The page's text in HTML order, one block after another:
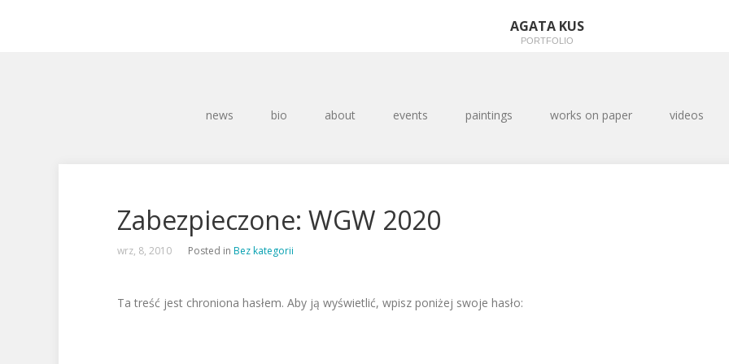
AGATA KUS
PORTFOLIO
news bio about events paintings works on paper videos
Zabezpieczone: WGW 2020
wrz, 8, 2010 Posted in Bez kategorii
Ta treść jest chroniona hasłem. Aby ją wyświetlić, wpisz poniżej swoje hasło: